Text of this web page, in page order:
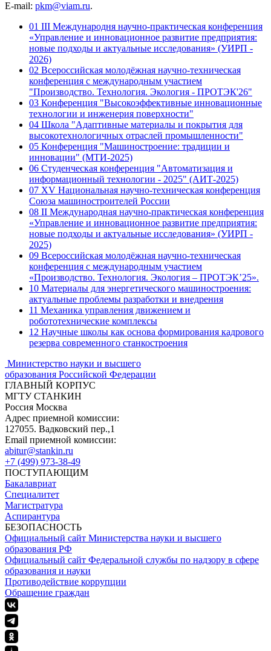
E-mail: pkm@viam.ru.
01 III Международня научно-практическая конференция
«Управление и инновационное развитие предприятия:
новые подходы и актуальные исследования» (УИРП -
2026)
02 Всероссийская молодёжная научно-техническая
конференция с международным участием
"Производство. Технология. Экология - ПРОТЭК'26"
03 Конференция "Высокоэффективные инновационные
технологии и инженерия поверхности"
04 Школа "Адаптивные материалы и покрытия для
высокотехнологичных отраслей промышленности"
05 Конференция "Машиностроение: традиции и
инновации" (МТИ-2025)
06 Студенческая конференция "Автоматизация и
информационный технологии - 2025" (АИТ-2025)
07 XV Национальная научно-техническая конференция
Союза машиностроителей России
08 II Международная научно-практическая конференция
«Управление и инновационное развитие предприятия:
новые подходы и актуальные исследования» (УИРП -
2025)
09 Всероссийская молодёжная научно-техническая
конференция с международным участием
«Производство. Технология. Экология – ПРОТЭК’25».
10 Материалы для энергетического машиностроения:
актуальные проблемы разработки и внедрения
11 Механика управления движением и
робототехнические комплексы
12 Научные школы как основа формирования кадрового
резерва современного станкостроения
Министерство науки и высшего
образования Российской Федерации
ГЛАВНЫЙ КОРПУС
МГТУ СТАНКИН
Россия Москва
Адрес приемной комиссии:
127055. Вадковский пер.,1
Email приемной комиссии:
abitur@stankin.ru
+7 (499) 973-38-49
ПОСТУПАЮЩИМ
Бакалавриат
Специалитет
Магистратура
Аспирантура
БЕЗОПАСНОСТЬ
Официальный сайт Министерства науки и высшего
образования РФ
Официальный сайт Федеральной службы по надзору в сфере
образования и науки
Противодействие коррупции
Обращение граждан